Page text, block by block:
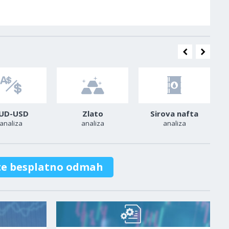
USD
analiza
Zlato
analiza
Sirova nafta
analiza
besplatno odmah